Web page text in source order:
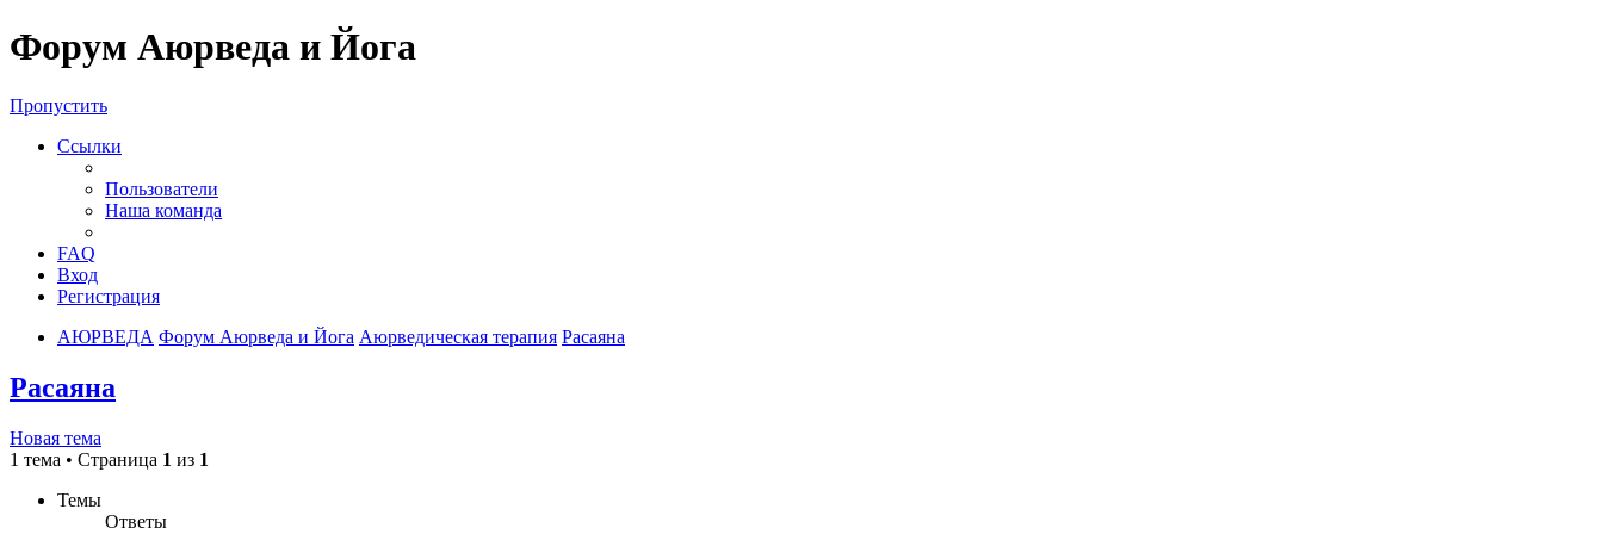
Форум Аюрведа и Йога
Пропустить
Ссылки
Пользователи
Наша команда
FAQ
Вход
Регистрация
АЮРВЕДА Форум Аюрведа и Йога Аюрведическая терапия Расаяна
Расаяна
Новая тема
1 тема • Страница 1 из 1
Темы
Ответы